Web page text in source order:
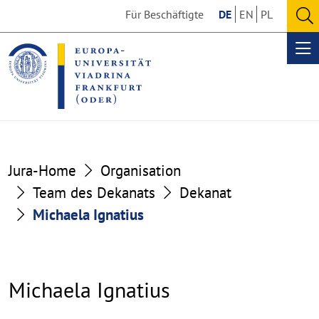
the
content
section
the
footer
section
Für Beschäftigte DE EN PL
Jura-Home
Organisation
Team des Dekanats
Dekanat
Michaela Ignatius
Michaela Ignatius